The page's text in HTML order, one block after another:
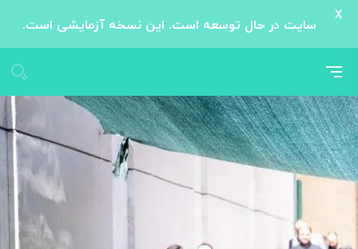
سایت در حال توسعه است. این نسخه آزمایشی است.
X